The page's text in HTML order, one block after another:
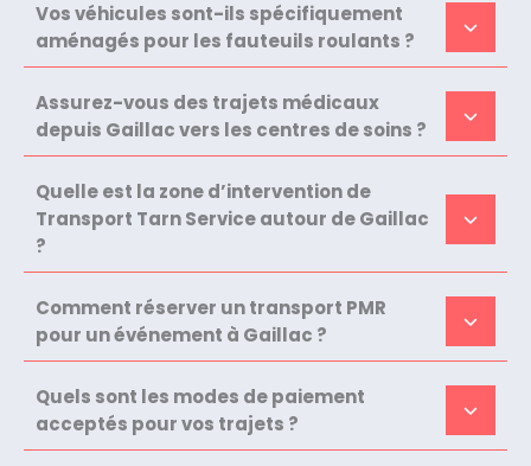
Vos véhicules sont-ils spécifiquement
aménagés pour les fauteuils roulants ?
Assurez-vous des trajets médicaux
depuis Gaillac vers les centres de soins ?
Quelle est la zone d’intervention de
Transport Tarn Service autour de Gaillac
?
Comment réserver un transport PMR
pour un événement à Gaillac ?
Quels sont les modes de paiement
acceptés pour vos trajets ?